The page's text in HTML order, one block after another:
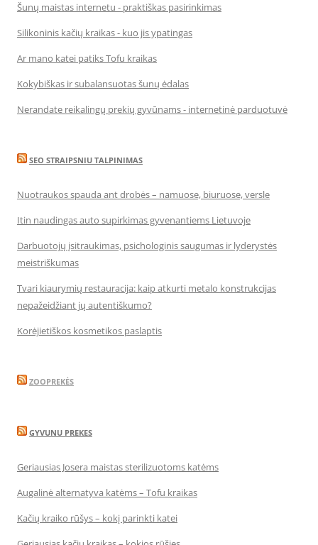
Šunų maistas internetu - praktiškas pasirinkimas
Silikoninis kačių kraikas - kuo jis ypatingas
Ar mano katei patiks Tofu kraikas
Kokybiškas ir subalansuotas šunų ėdalas
Nerandate reikalingų prekių gyvūnams - internetinė parduotuvė
SEO STRAIPSNIU TALPINIMAS
Nuotraukos spauda ant drobės – namuose, biuruose, versle
Itin naudingas auto supirkimas gyvenantiems Lietuvoje
Darbuotojų įsitraukimas, psichologinis saugumas ir lyderystės
meistriškumas
Tvari kiaurymių restauracija: kaip atkurti metalo konstrukcijas
nepažeidžiant jų autentiškumo?
Korėjietiškos kosmetikos paslaptis
ZOOPREKĖS
GYVUNU PREKES
Geriausias Josera maistas sterilizuotoms katėms
Augalinė alternatyva katėms – Tofu kraikas
Kačių kraiko rūšys – kokį parinkti katei